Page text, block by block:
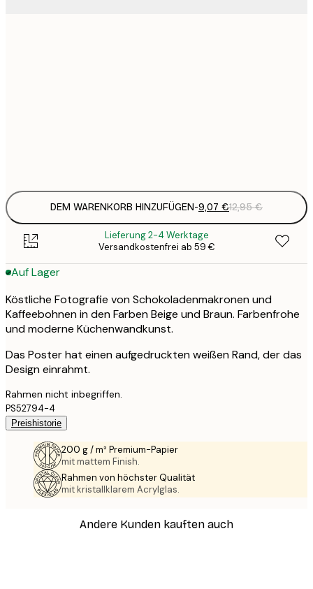
DEM WARENKORB HINZUFÜGEN-9,07 €12,95 €
Lieferung 2-4 Werktage
Versandkostenfrei ab 59 €
Auf Lager
Köstliche Fotografie von Schokoladenmakronen und
Kaffeebohnen in den Farben Beige und Braun. Farbenfrohe
und moderne Küchenwandkunst.
Das Poster hat einen aufgedruckten weißen Rand, der das
Design einrahmt.
Rahmen nicht inbegriffen.
PS52794-4
Preishistorie
200 g / m² Premium-Papier
mit mattem Finish.
Rahmen von höchster Qualität
mit kristallklarem Acrylglas.
Andere Kunden kauften auch